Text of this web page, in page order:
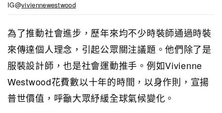
IG@viviennewestwood
為了推動社會進步，歷年來均不少時裝師通過時裝
來傳達個人理念，引起公眾關注議題。他們除了是
服裝設計師，也是社會運動推手。例如Vivienne
Westwood花費數以十年的時間，以身作則，宣揚
普世價值，呼籲大眾紓緩全球氣候變化。